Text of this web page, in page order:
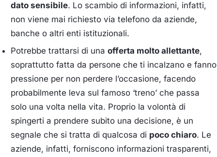
dato sensibile. Lo scambio di informazioni, infatti,
non viene mai richiesto via telefono da aziende,
banche o altri enti istituzionali.
Potrebbe trattarsi di unaofferta molto allettante,
soprattutto fatta da persone che ti incalzano e fanno
pressione per non perdere l’occasione, facendo
probabilmente leva sul famoso ‘treno’ che passa
solo una volta nella vita. Proprio la volontà di
spingerti a prendere subito una decisione, è un
segnale che si tratta di qualcosa di poco chiaro. Le
aziende, infatti, forniscono informazioni trasparenti,